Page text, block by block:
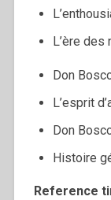
L’ère
Don
L’esprit
Don
Histoire
Reference